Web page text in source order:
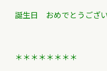
誕生日 おめでとうござ
＊＊＊＊＊＊＊＊